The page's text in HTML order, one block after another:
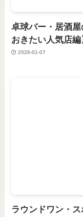
卓球バー・居酒
おきたい人気店編
2026-01-07
ラウンドワン・